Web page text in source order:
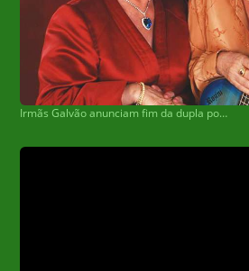
Irmãs Galvão anunciam fim da dupla por motivo de saúde